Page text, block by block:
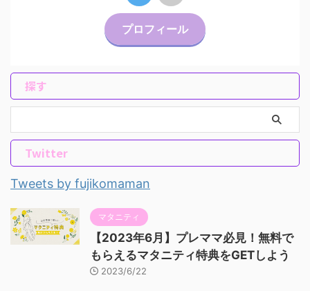
プロフィール
探す
Twitter
Tweets by fujikomaman
マタニティ
【2023年6月】プレママ必見！無料で
もらえるマタニティ特典をGETしよう
2023/6/22